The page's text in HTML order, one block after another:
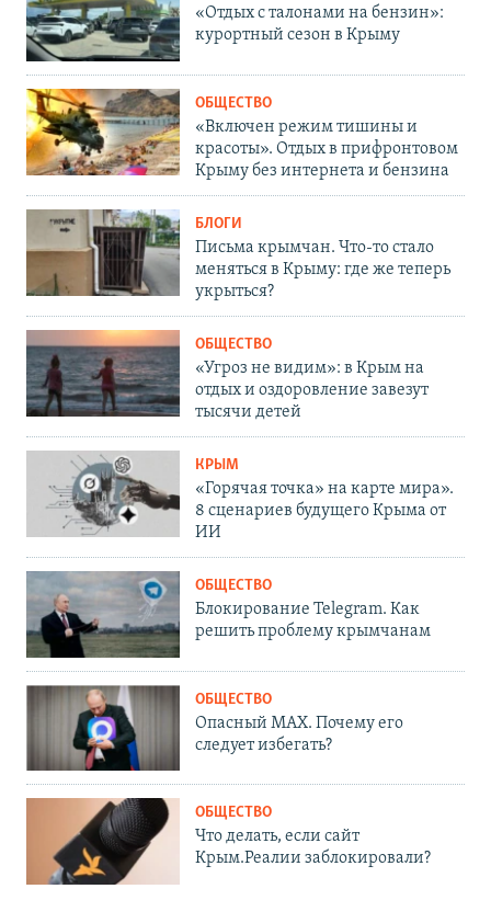
«Отдых с талонами на бензин»:
курортный сезон в Крыму
ОБЩЕСТВО
«Включен режим тишины и
красоты». Отдых в прифронтовом
Крыму без интернета и бензина
БЛОГИ
Письма крымчан. Что-то стало
меняться в Крыму: где же теперь
укрыться?
ОБЩЕСТВО
«Угроз не видим»: в Крым на
отдых и оздоровление завезут
тысячи детей
КРЫМ
«Горячая точка» на карте мира».
8 сценариев будущего Крыма от
ИИ
ОБЩЕСТВО
Блокирование Telegram. Как
решить проблему крымчанам
ОБЩЕСТВО
Опасный MAX. Почему его
следует избегать?
ОБЩЕСТВО
Что делать, если сайт
Крым.Реалии заблокировали?